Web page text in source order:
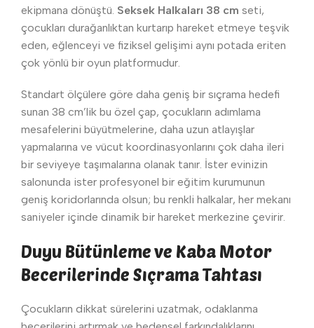
ekipmana dönüştü. Seksek Halkaları 38 cm seti,
çocukları durağanlıktan kurtarıp hareket etmeye teşvik
eden, eğlenceyi ve fiziksel gelişimi aynı potada eriten
çok yönlü bir oyun platformudur.
Standart ölçülere göre daha geniş bir sıçrama hedefi
sunan 38 cm’lik bu özel çap, çocukların adımlama
mesafelerini büyütmelerine, daha uzun atlayışlar
yapmalarına ve vücut koordinasyonlarını çok daha ileri
bir seviyeye taşımalarına olanak tanır. İster evinizin
salonunda ister profesyonel bir eğitim kurumunun
geniş koridorlarında olsun; bu renkli halkalar, her mekanı
saniyeler içinde dinamik bir hareket merkezine çevirir.
Duyu Bütünleme ve Kaba Motor
Becerilerinde Sıçrama Tahtası
Çocukların dikkat sürelerini uzatmak, odaklanma